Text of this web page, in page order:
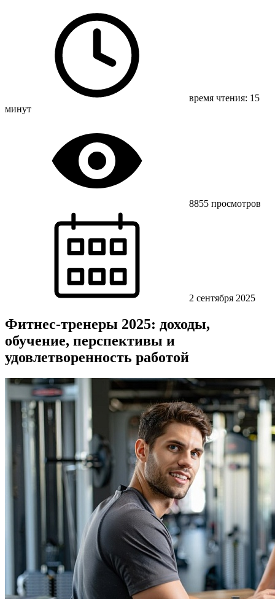
время чтения: 15
минут
8855 просмотров
2 сентября 2025
Фитнес-тренеры 2025: доходы,
обучение, перспективы и
удовлетворенность работой